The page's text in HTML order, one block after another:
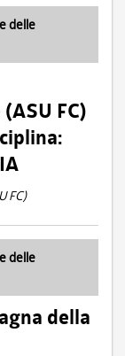
delle
FC)
FC)
delle
della